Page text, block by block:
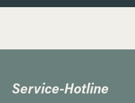
Service-Hotline